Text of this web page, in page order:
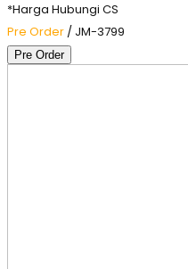
*Harga Hubungi CS
Pre Order / JM-3799
Pre Order